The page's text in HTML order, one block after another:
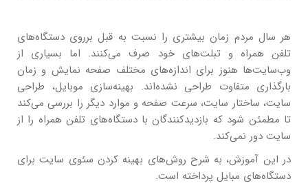
هر سال مردم زمان بیشتری را نسبت به قبل برروی دستگاه‌های
تلفن همراه و تبلت‌های خود صرف می‌کنند. اما بسیاری از
وب‌سایت‌ها هنوز برای اندازه‌های مختلف صفحه نمایش و زمان
بارگذاری متفاوت طراحی نشده‌اند. بهینه‌سازی موبایل، طراحی
سایت، ساختار سایت، سرعت صفحه و موارد دیگر را بررسی می‌کند
تا مطمئن شود که بازدیدکنندگان با دستگاه‌های تلفن همراه را از
سایت دور نمی‌کند.
در این آموزش، به شرح روش‌های بهینه کردن سئوی سایت برای
دستگاه‌های مبایل پرداخته است.